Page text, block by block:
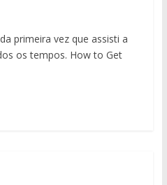
primeira vez que assisti a
os tempos. How to Get